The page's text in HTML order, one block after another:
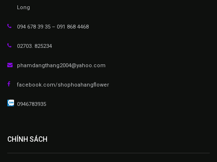
Long
094 678 39 35 – 091 868 4468
02703. 825234
phamdangthang2004@yahoo.com
facebook.com/shophoahangflower
0946783935
CHÍNH SÁCH